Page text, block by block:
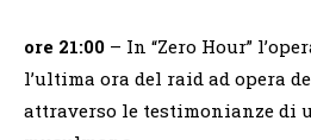
ore 21:00 – In “Zero Hour”
l’ultima ora del raid ad opera
attraverso le testimonianze di